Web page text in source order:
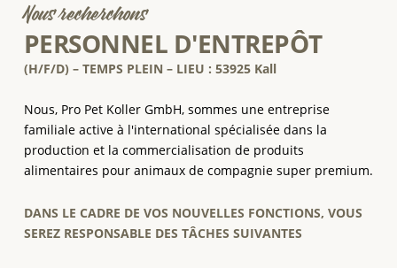
Nous recherchons
PERSONNEL D'ENTREPÔT
(H/F/D) – TEMPS PLEIN – LIEU : 53925 Kall
Nous, Pro Pet Koller GmbH, sommes une entreprise
familiale active à l'international spécialisée dans la
production et la commercialisation de produits
alimentaires pour animaux de compagnie super premium.
DANS LE CADRE DE VOS NOUVELLES FONCTIONS, VOUS
SEREZ RESPONSABLE DES TÂCHES SUIVANTES